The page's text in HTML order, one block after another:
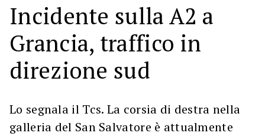
Incidente sulla A2 a
Grancia, traffico in
direzione sud
Lo segnala il Tcs. La corsia di destra nella
galleria del San Salvatore è attualmente